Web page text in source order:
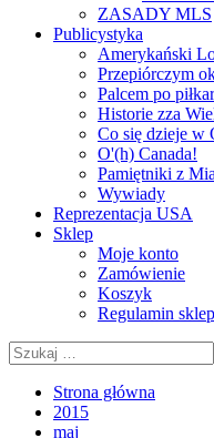
ZASADY MLS
Publicystyka
Amerykański
Przepiórczym
Palcem po
Historie zza
Co się dzieje w
O'(h) Canada!
Pamiętniki z
Wywiady
Reprezentacja USA
Sklep
Moje konto
Zamówienie
Koszyk
Regulamin
Szukaj:
Strona główna
2015
maj